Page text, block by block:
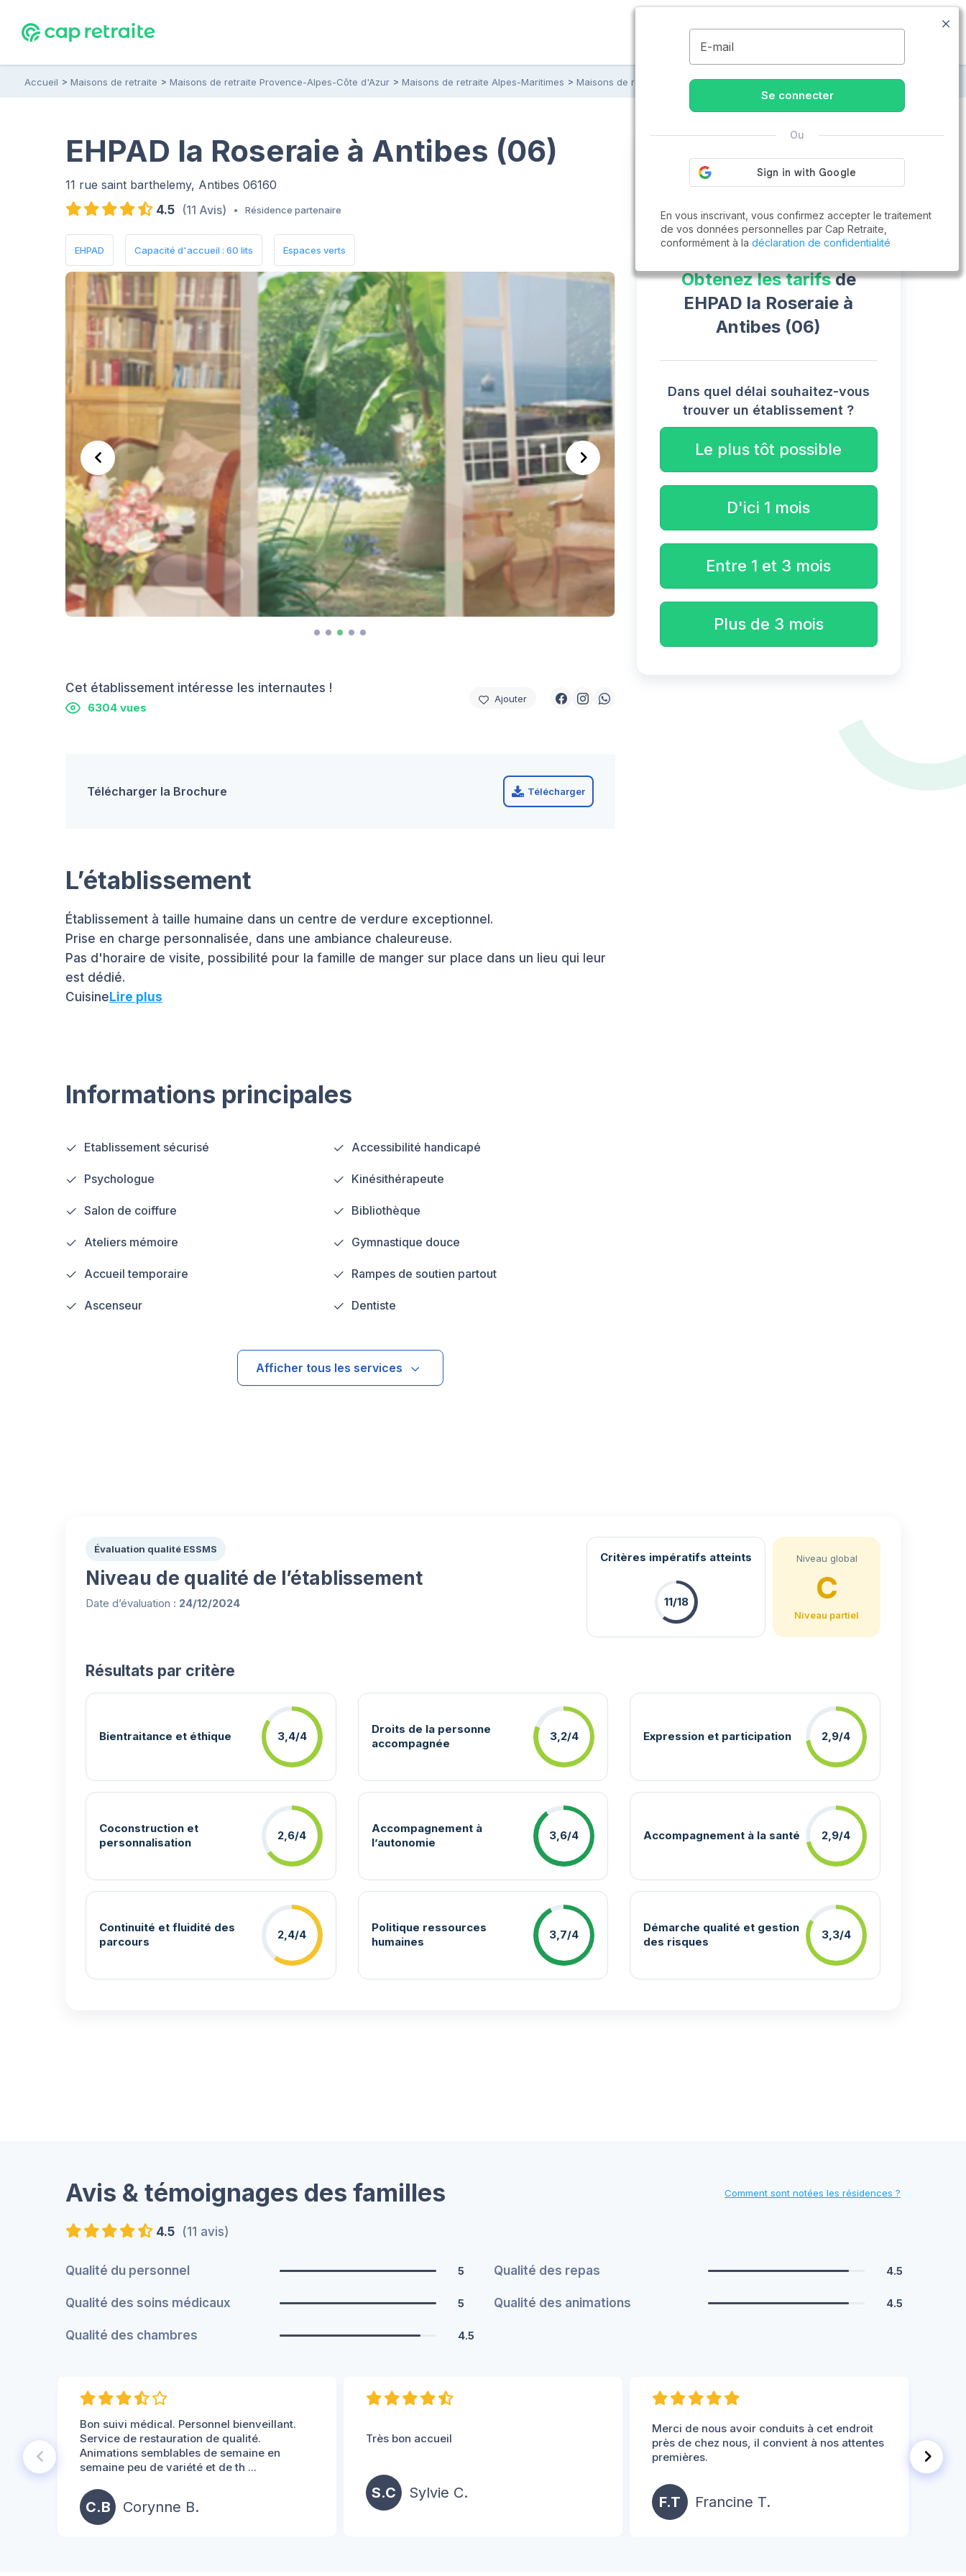
04.83.58.00.07
Accueil Maisons de retraite Maisons de retraite Provence-Alpes-Côte d'Azur Maisons de retraite Alpes-Maritimes Maisons de retraite à Antibes EHPAD la Roseraie
Cet établissement intéresse les internautes !
6304 vues
Ajouter
Télécharger la Brochure Télécharger
EHPAD la Roseraie à Antibes (06)
11 rue saint barthelemy, Antibes 06160
4.5 (11 Avis) • Résidence partenaire
EHPAD Capacité d'accueil : 60 lits Espaces verts
L’établissement
Établissement à taille humaine dans un centre de verdure exceptionnel.
Prise en charge personnalisée, dans une ambiance chaleureuse.
Pas d'horaire de visite, possibilité pour la famille de manger sur place dans un lieu qui leur
est dédié.
CuisineLire plus
Informations principales
Etablissement sécurisé Accessibilité handicapé
Psychologue Kinésithérapeute
Salon de coiffure Bibliothèque
Ateliers mémoire Gymnastique douce
Accueil temporaire Rampes de soutien partout
Ascenseur Dentiste
Afficher tous les services
Cap Retraite vous aide à trouver un emploi
Obtenez les tarifsde
EHPAD la Roseraie à
Antibes (06)
Dans quel délai souhaitez-vous
trouver un établissement ?
Le plus tôt possible
D'ici 1 mois
Entre 1 et 3 mois
Plus de 3 mois
Évaluation qualité ESSMS
Niveau de qualité de l’établissement
Date d’évaluation : 24/12/2024
Niveau global
C
Niveau partiel
Critères impératifs atteints
11/18
Résultats par critère
Bientraitance et éthique 3,4/4
Droits de la personne
accompagnée
3,2/4 Expression et participation 2,9/4
Coconstruction et
personnalisation
2,6/4
Accompagnement à
l’autonomie
3,6/4 Accompagnement à la santé 2,9/4
Continuité et fluidité des
parcours
2,4/4
Politique ressources
humaines
3,7/4
Démarche qualité et gestion
des risques
3,3/4
Avis & témoignages des familles Comment sont notées les résidences ?
4.5 (11 avis)
Qualité du personnel 5 Qualité des repas 4.5
Qualité des soins médicaux 5 Qualité des animations 4.5
Qualité des chambres 4.5
Bon suivi médical. Personnel bienveillant.
Service de restauration de qualité.
Animations semblables de semaine en
semaine peu de variété et de th ...
C.B Corynne B.
Très bon accueil
S.C Sylvie C.
Merci de nous avoir conduits à cet endroit
près de chez nous, il convient à nos attentes
premières.
F.T Francine T.
E-mail
Se connecter
Ou
En vous inscrivant, vous confirmez accepter le traitement
de vos données personnelles par Cap Retraite,
conformément à la déclaration de confidentialité